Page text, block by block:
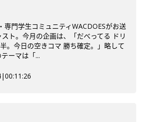
専門学生コミュニティWACDOESがお送
ト。今月の企画は、「だべってる ドリ
。今日の空きコマ 勝ち確定。」略して
ーマは「...
|00:11:26